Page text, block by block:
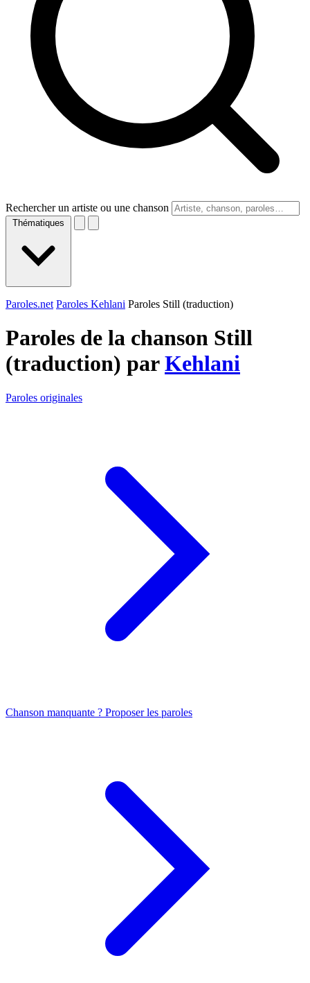
Rechercher un artiste ou une chanson
Thématiques
Paroles.net Paroles Kehlani Paroles Still (traduction)
Paroles de la chanson Still
(traduction) parKehlani
Paroles originales
Chanson manquante ? Proposer les paroles